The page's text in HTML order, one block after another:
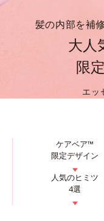
髪の内部を補
大人
限
エッ
ケアベア™
限定デザイン
▼
人気のヒミツ
4選
▼